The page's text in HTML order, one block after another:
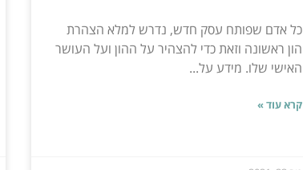
כל אדם שפותח עסק חדש, נדרש למלא הצהרת
הון ראשונה וזאת כדי להצהיר על ההון ועל העושר
האישי שלו. מידע על...
קרא עוד »